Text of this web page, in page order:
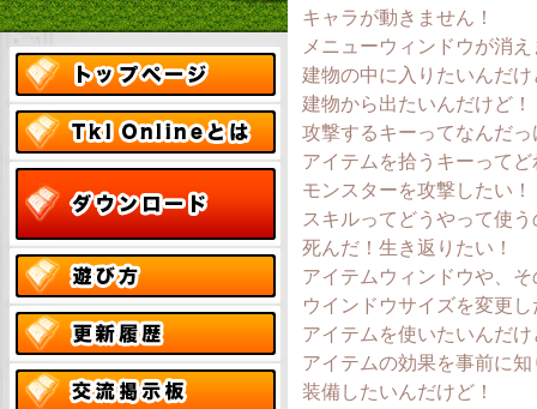
キャラが動きません！
メニューウィンドウが消
建物の中に入りたいんだけ
建物から出たいんだけど！
攻撃するキーってなんだっ
アイテムを拾うキーって
モンスターを攻撃したい！
スキルってどうやって使う
死んだ！生き返りたい！
アイテムウィンドウや、
ウインドウサイズを変更し
アイテムを使いたいんだけ
アイテムの効果を事前に
装備したいんだけど！